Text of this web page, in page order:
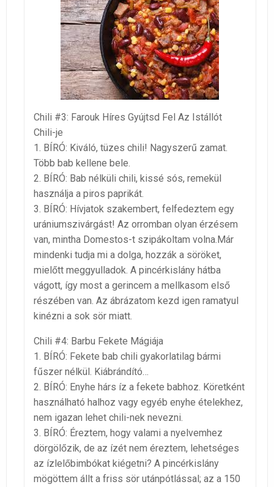
Chili #3: Farouk Híres Gyújtsd Fel Az Istállót
Chili-je
1. BÍRÓ: Kiváló, tüzes chili! Nagyszerű zamat.
Több bab kellene bele.
2. BÍRÓ: Bab nélküli chili, kissé sós, remekül
használja a piros paprikát.
3. BÍRÓ: Hívjatok szakembert, felfedeztem egy
urániumszivárgást! Az orromban olyan érzésem
van, mintha Domestos-t szipákoltam volna.Már
mindenki tudja mi a dolga, hozzák a söröket,
mielőtt meggyulladok. A pincérkislány hátba
vágott, így most a gerincem a mellkasom első
részében van. Az ábrázatom kezd igen ramatyul
kinézni a sok sör miatt.
Chili #4: Barbu Fekete Mágiája
1. BÍRÓ: Fekete bab chili gyakorlatilag bármi
fűszer nélkül. Kiábrándító…
2. BÍRÓ: Enyhe hárs íz a fekete babhoz. Köretként
használható halhoz vagy egyéb enyhe ételekhez,
nem igazan lehet chili-nek nevezni.
3. BÍRÓ: Éreztem, hogy valami a nyelvemhez
dörgölőzik, de az ízét nem éreztem, lehetséges
az ízlelőbimbókat kiégetni? A pincérkislány
mögöttem állt a friss sör utánpótlással; az a 150